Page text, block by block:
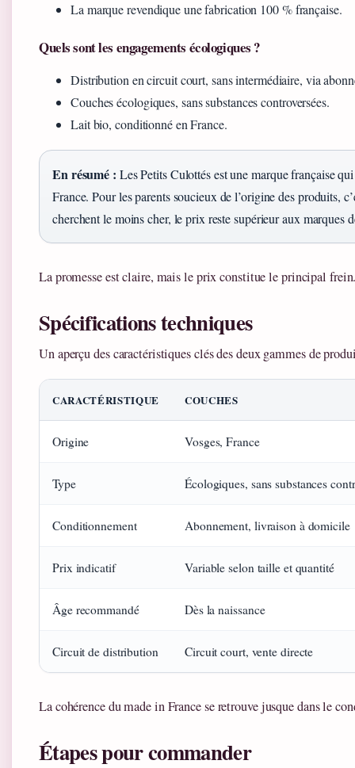
La marque revendique une fabrication 100 % française.
Quels sont les engagements écologiques ?
Distribution en circuit court, sans intermédiaire, via
Couches écologiques, sans substances controversées.
Lait bio, conditionné en France.
En résumé : Les Petits Culottés est une marque française
France. Pour les parents soucieux de l’origine des produits,
cherchent le moins cher, le prix reste supérieur aux marques
La promesse est claire, mais le prix constitue le principal
Spécifications techniques
Un aperçu des caractéristiques clés des deux gammes de
CARACTÉRISTIQUE COUCHES
Origine Vosges, France
Type Écologiques, sans substances
Conditionnement Abonnement, livraison à domicile
Prix indicatif Variable selon taille et quantité
Âge recommandé Dès la naissance
Circuit de distribution Circuit court, vente directe
La cohérence du made in France se retrouve jusque dans le
Étapes pour commander